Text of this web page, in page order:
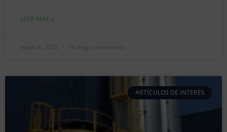
LEER MÁS »
mayo 4, 2026 No hay comentarios
ARTÍCULOS DE INTERÉS